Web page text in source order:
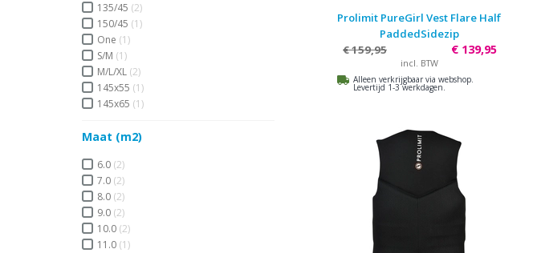
135/45 (2)
150/45 (1)
One (1)
S/M (1)
M/L/XL (2)
145x55 (1)
145x65 (1)
Maat (m2)
6.0 (2)
7.0 (2)
8.0 (2)
9.0 (2)
10.0 (2)
11.0 (1)
Prolimit PureGirl Vest Flare Half
PaddedSidezip
€ 159,95
€ 139,95
incl. BTW
Alleen verkrijgbaar via webshop.
Levertijd 1-3 werkdagen.